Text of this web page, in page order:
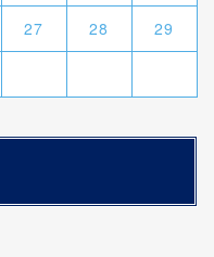
27 28 29